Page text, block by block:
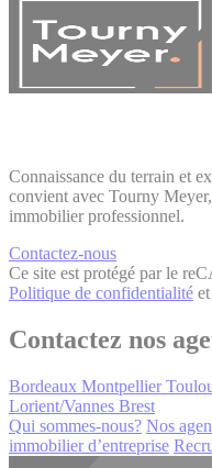
Connaissance du terrain et
convient avec Tourny
immobilier professionnel.
Contactez-nous
Ce site est protégé par le
Politique de confidentialité et
Contactez nos
Bordeaux Montpellier
Lorient/Vannes Brest
Qui sommes-nous? Nos
immobilier d’entreprise